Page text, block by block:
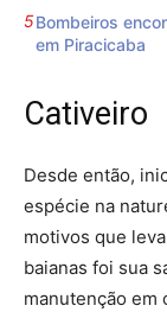
Bombeiros
em Piracicaba
Cativeiro
Desde então,
espécie na
motivos que
baianas foi sua
manutenção em